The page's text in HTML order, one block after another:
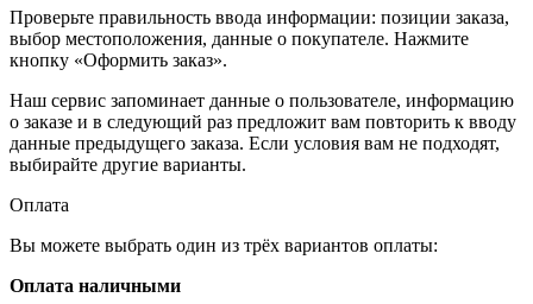
Проверьте правильность ввода информации: позиции заказа,
выбор местоположения, данные о покупателе. Нажмите
кнопку «Оформить заказ».
Наш сервис запоминает данные о пользователе, информацию
о заказе и в следующий раз предложит вам повторить к вводу
данные предыдущего заказа. Если условия вам не подходят,
выбирайте другие варианты.
Оплата
Вы можете выбрать один из трёх вариантов оплаты:
Оплата наличными